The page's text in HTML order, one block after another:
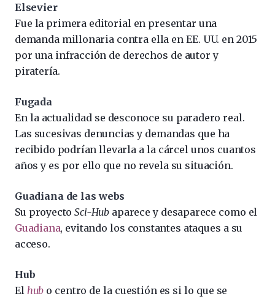
Elsevier
Fue la primera editorial en presentar una
demanda millonaria contra ella en EE. UU. en 2015
por una infracción de derechos de autor y
piratería.
Fugada
En la actualidad se desconoce su paradero real.
Las sucesivas denuncias y demandas que ha
recibido podrían llevarla a la cárcel unos cuantos
años y es por ello que no revela su situación.
Guadiana de las webs
Su proyectoSci-Hub aparece y desaparece como el
Guadiana, evitando los constantes ataques a su
acceso.
Hub
El hub o centro de la cuestión es si lo que se